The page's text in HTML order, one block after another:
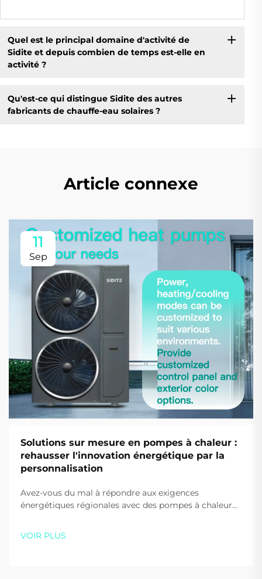
Quel est le principal domaine d'activité de
Sidite et depuis combien de temps est-elle en
activité ?
Qu'est-ce qui distingue Sidite des autres
fabricants de chauffe-eau solaires ?
Article connexe
11
Sep
Solutions sur mesure en pompes à chaleur :
rehausser l'innovation énergétique par la
personnalisation
Avez-vous du mal à répondre aux exigences
énergétiques régionales avec des pompes à chaleur
performances, le branding et la conformité.
VOIR PLUS